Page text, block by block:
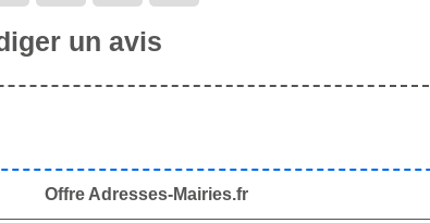
un avis
Offre Adresses-Mairies.fr